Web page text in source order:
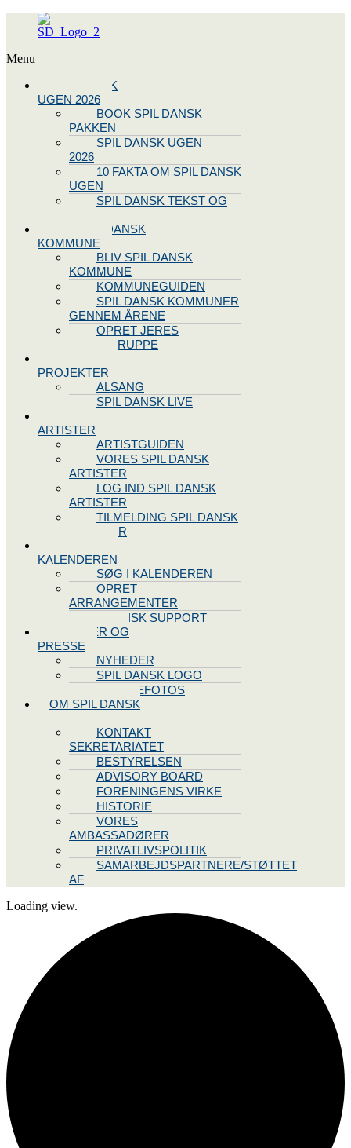
Menu
SPIL DANSK
UGEN 2026
BOOK SPIL DANSK
PAKKEN
SPIL DANSK UGEN
2026
10 FAKTA OM SPIL DANSK
UGEN
SPIL DANSK TEKST OG
BLIV SPIL DANSK
KOMMUNE
BLIV SPIL DANSK
KOMMUNE
KOMMUNEGUIDEN
SPIL DANSK KOMMUNER
GENNEM ÅRENE
OPRET JERES
STYREGRUPPE
PROJEKTER
ALSANG
SPIL DANSK LIVE
ARTISTER
ARTISTGUIDEN
VORES SPIL DANSK
ARTISTER
LOG IND SPIL DANSK
ARTISTER
TILMELDING SPIL DANSK
ARTISTER
KALENDEREN
SØG I KALENDEREN
OPRET
ARRANGEMENTER
TEKNISK SUPPORT
NYHEDER OG
PRESSE
NYHEDER
SPIL DANSK LOGO
PRESSEFOTOS
OM SPIL DANSK
KONTAKT
SEKRETARIATET
BESTYRELSEN
ADVISORY BOARD
FORENINGENS VIRKE
HISTORIE
VORES
AMBASSADØRER
PRIVATLIVSPOLITIK
SAMARBEJDSPARTNERE/STØTTET
AF
Loading view.